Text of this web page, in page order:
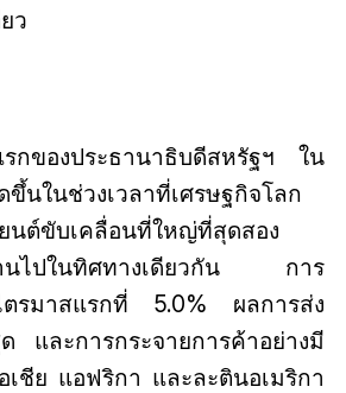
ว
รกของประธานาธิบดีสหรัฐฯ ใน
ขึ้นในช่วงเวลาที่เศรษฐกิจโลก
ยนต์ขับเคลื่อนที่ใหญ่ที่สุดสอง
านไปในทิศทางเดียวกัน การ
ตรมาสแรกที่ 5.0% ผลการส่ง
และการกระจายการค้าอย่างมี
เชีย แอฟริกา และละตินอเมริกา